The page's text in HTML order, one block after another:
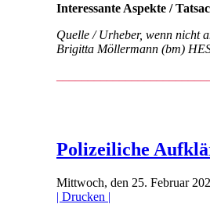
Interessante Aspekte /
Quelle / Urheber, wenn nicht
Brigitta Möllermann (bm)
Polizeiliche
Mittwoch, den 25. Februar
| Drucken |